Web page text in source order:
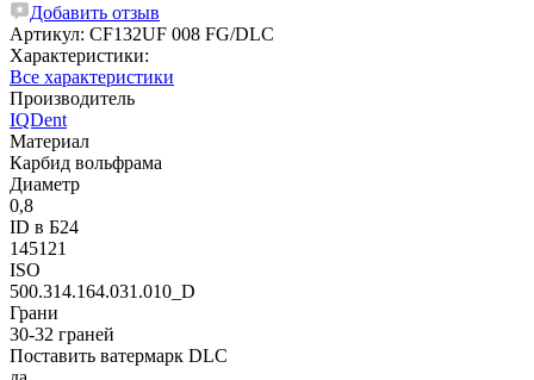
Добавить отзыв
Артикул: CF132UF 008 FG/DLC
Характеристики:
Все характеристики
Производитель
IQDent
Материал
Карбид вольфрама
Диаметр
0,8
ID в Б24
145121
ISO
500.314.164.031.010_D
Грани
30-32 граней
Поставить ватермарк DLC